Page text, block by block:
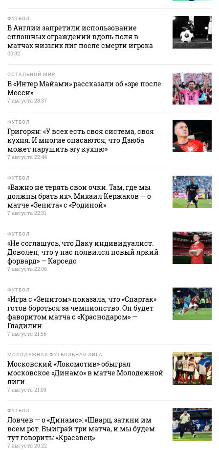
ФУТБОЛ
В Англии запретили использование
сплошных ограждений вдоль поля в
матчах низших лиг после смерти игрока
00:32
ОСТАЛЬНОЙ МИР
В «Интер Майами» рассказали об «эре после
Месси»
7 августа 23:37
ФУТБОЛ
Григорян: «У всех есть своя система, своя
кухня. И многие опасаются, что Дзюба
может нарушить эту кухню»
7 августа 22:44
ФУТБОЛ
«Важно не терять свои очки. Там, где мы
должны брать их». Михаил Кержаков — о
матче «Зенита» с «Родиной»
7 августа 22:31
ФУТБОЛ
«Не соглашусь, что Даку индивидуалист.
Доволен, что у нас появился новый яркий
форвард» — Карседо
7 августа 22:06
ФУТБОЛ
«Игра с «Зенитом» показала, что «Спартак»
готов бороться за чемпионство. Он будет
фаворитом матча с «Краснодаром» —
Гладилин
7 августа 21:56
МОЛОДЕЖНАЯ ФУТБОЛЬНАЯ ЛИГА
Московский «Локомотив» обыграл
московское «Динамо» в матче Молодежной
лиги
7 августа 21:03
ФУТБОЛ
Ловчев — о «Динамо»: «Шварц, заткни им
всем рот. Выиграй три матча, и мы будем
тут говорить: «Красавец»
7 августа 20:22